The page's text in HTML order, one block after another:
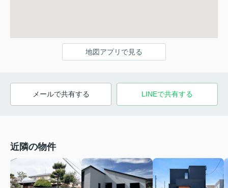
地図アプリで見る
メールで共有する LINEで共有する
近隣の物件